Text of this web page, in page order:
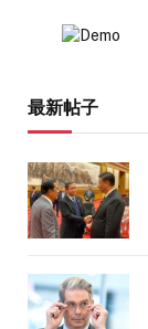
最新帖子